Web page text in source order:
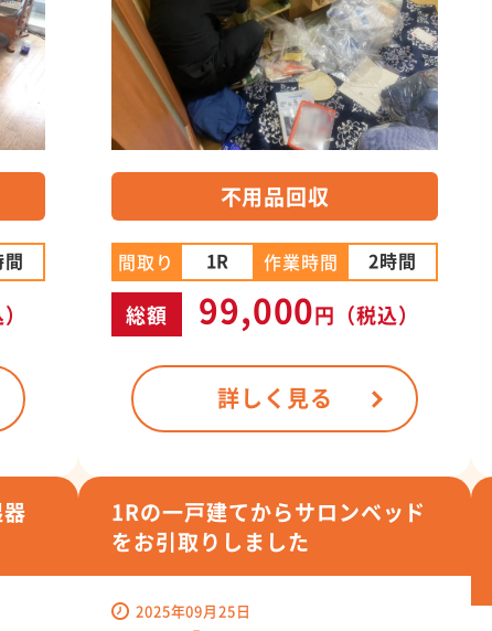
不用品回収
間取り 1R 作業時間 2時間
総額 99,000円 （税込）
詳しく見る
1Rの一戸建てからサロンベッド
をお引取りしました
2025年09月25日